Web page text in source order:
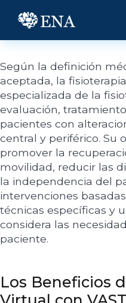
Según la definición
aceptada, la
especializada de la
evaluación,
pacientes con
central y periférico. Su
promover la
movilidad, reducir las
la independencia del
intervenciones
técnicas específicas y
considera las
paciente.
Los Beneficios